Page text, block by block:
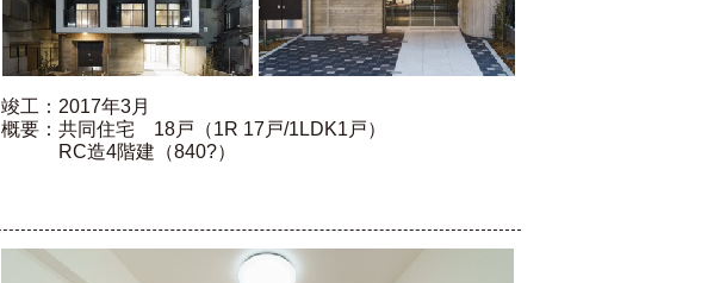
竣工：2017年3月
概要：共同住宅 18戸（1R 17戸/1LDK1戸）
RC造4階建（840?）